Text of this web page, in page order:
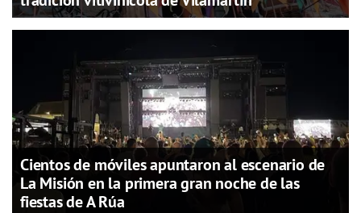
Cientos de móviles apuntaron al escenario de
La Misión en la primera gran noche de las
fiestas de A Rúa